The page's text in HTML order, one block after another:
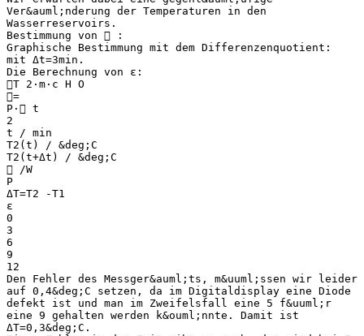
Ver&auml;nderung der Temperaturen in den
Wasserreservoirs.
Bestimmung von  :
Graphische Bestimmung mit dem Differenzenquotient:
mit Δt=3min.
Die Berechnung von ε:
T 2⋅m⋅c H O
=
P⋅ t
2
t / min
T2(t) / &deg;C
T2(t+Δt) / &deg;C
 /W
P
ΔT=T2 -T1
ε
0
3
6
9
12
Den Fehler des Messger&auml;ts, m&uuml;ssen wir leider
auf 0,4&deg;C setzen, da im Digitaldisplay eine Diode
defekt ist und man im Zweifelsfall eine 5 f&uuml;r
eine 9 gehalten werden k&ouml;nnte. Damit ist
ΔT=0,3&deg;C.